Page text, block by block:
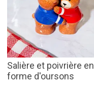
Salière et poivrière en
forme d'oursons